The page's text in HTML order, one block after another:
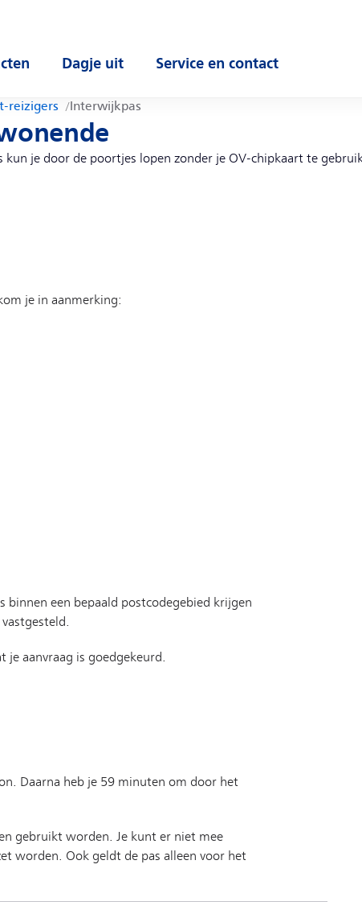
Dagje uit
Service en contact
reizigers Interwijkpas
je door de poortjes lopen zonder je OV-chipkaart te